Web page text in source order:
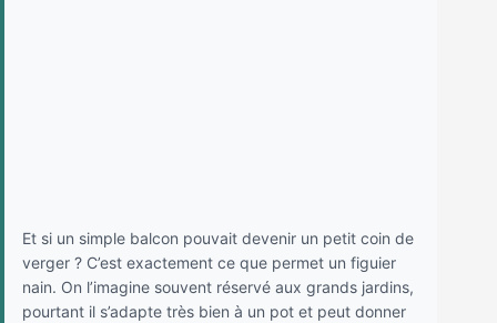
Et si un simple balcon pouvait devenir un petit coin de
verger ? C’est exactement ce que permet un figuier
nain. On l’imagine souvent réservé aux grands jardins,
pourtant il s’adapte très bien à un pot et peut donner